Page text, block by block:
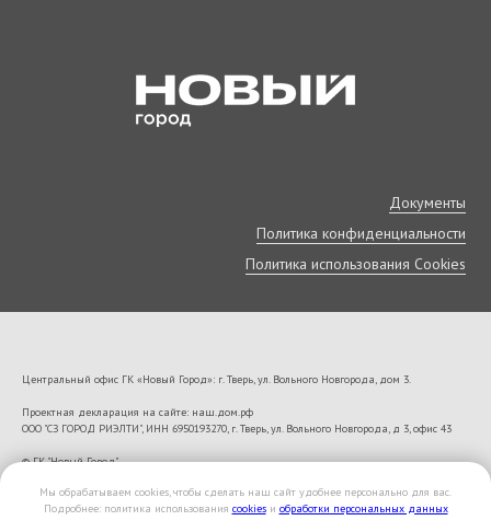
Мы обрабатываем cookies, чтобы сделать наш сайт удобнее персонально для вас.
Подробнее: политика использования cookiesи обработки персональных данных
Документы
Политика конфиденциальности
Политика использования Cookies
Центральный офис ГК «Новый Город»: г. Тверь, ул. Вольного Новгорода, дом 3.
Проектная декларация на сайте: наш.дом.рф
ООО "СЗ ГОРОД РИЭЛТИ", ИНН 6950193270, г. Тверь, ул. Вольного Новгорода, д 3, офис 43
© ГК "Новый Город"